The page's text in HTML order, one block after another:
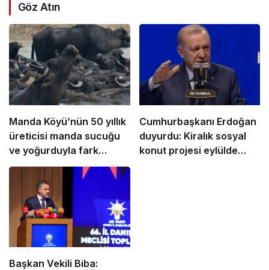
Göz Atın
Manda Köyü’nün 50 yıllık
üreticisi manda sucuğu
ve yoğurduyla fark
oluşturdu
Cumhurbaşkanı Erdoğan
duyurdu: Kiralık sosyal
konut projesi eylülde
Başkan Vekili Biba: